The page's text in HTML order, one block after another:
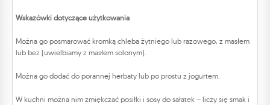
Wskazówki dotyczące użytkowania
Można go posmarować kromką chleba żytniego lub razowego, z masłem
lub bez (uwielbiamy z masłem solonym).
Można go dodać do porannej herbaty lub po prostu z jogurtem.
W kuchni można nim zmiękczać posiłki i sosy do sałatek – liczy się smak i